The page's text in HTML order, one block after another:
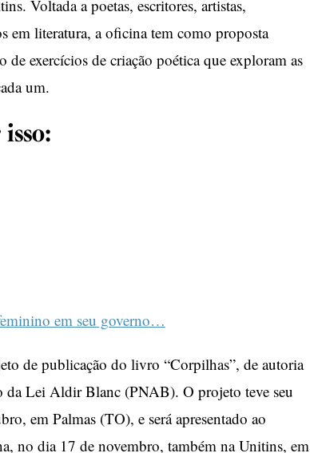
Voltada a poetas, escritores, artistas,
em literatura, a oficina tem como proposta
exercícios de criação poética que exploram as
um.
em seu governo…
de publicação do livro “Corpilhas”, de autoria
da Lei Aldir Blanc (PNAB). O projeto teve seu
em Palmas (TO), e será apresentado ao
no dia 17 de novembro, também na Unitins, em